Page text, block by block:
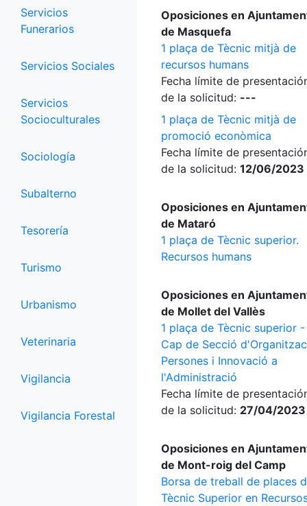
Servicios
Funerarios
Servicios Sociales
Servicios
Socioculturales
Sociología
Subalterno
Tesorería
Turismo
Urbanismo
Veterinaria
Vigilancia
Vigilancia Forestal
Oposiciones en
de Masquefa
1 plaça de Tècnic mitjà de
recursos humans
Fecha límite de
de la solicitud: ---
1 plaça de Tècnic mitjà de
promoció econòmica
Fecha límite de
de la solicitud: 12/06/2023
Oposiciones en
de Mataró
1 plaça de Tècnic superior.
Recursos humans
Oposiciones en
de Mollet del Vallès
1 plaça de Tècnic superior -
Cap de Secció
Persones i Innovació a
l'Administració
Fecha límite de
de la solicitud: 27/04/2023
Oposiciones en
de Mont-roig del Camp
Borsa de treball de places
Tècnic Superior en